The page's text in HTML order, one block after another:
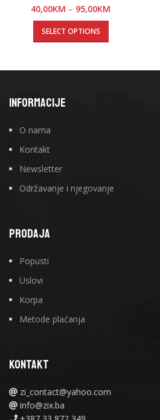
40,00KM – 95,00KM
SELECT OPTIONS
INFORMACIJE
O nama
Kontakt
Newsletter
Održavanje i njegovanje
PRODAJA
Popusti
Uslovi
Korpa
Metode plaćanja
KONTAKT
zi_contact@yahoo.com
info@zix.ba